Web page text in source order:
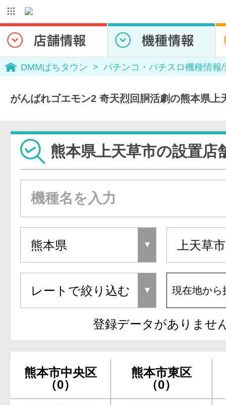
DMMぱちタウン パチンコ・パチスロ機種情報
がんばれゴエモン2 奇天烈回胴活劇の熊本県上
熊本県上天草市の設置店
現在地から
登録データがありませ
熊本市中央区
（0）
熊本市東区
（0）